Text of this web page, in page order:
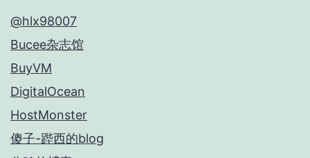
@hlx98007
Bucee杂志馆
BuyVM
DigitalOcean
HostMonster
傻子-跸西的blog